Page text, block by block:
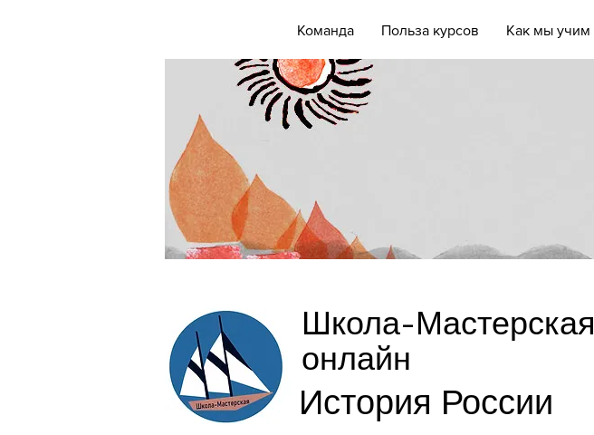
Команда Польза курсов Как мы учим
Школа-Мастерская
онлайн
История России